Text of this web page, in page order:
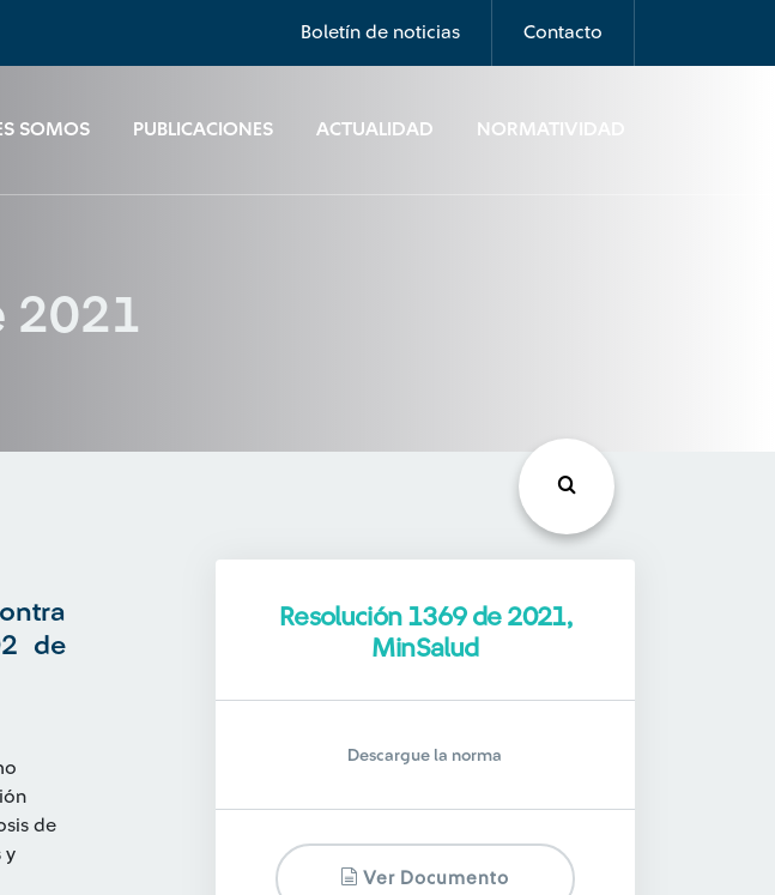
Boletín de noticias Contacto
SOMOS PUBLICACIONES ACTUALIDAD NORMATIVIDAD
2021
de
de
y
Resolución 1369 de 2021,
MinSalud
Descargue la norma
Ver Documento